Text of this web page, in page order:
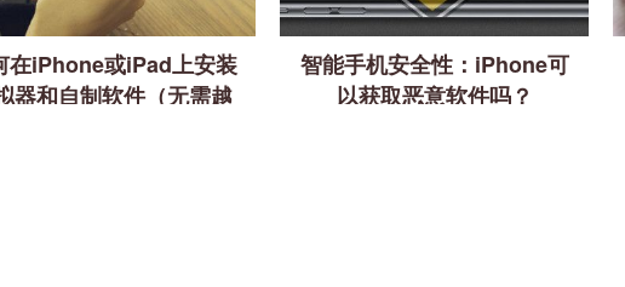
在iPhone或iPad上安装
器和自制软件（无需越
智能手机安全性：iPhone可
以获取恶意软件吗？